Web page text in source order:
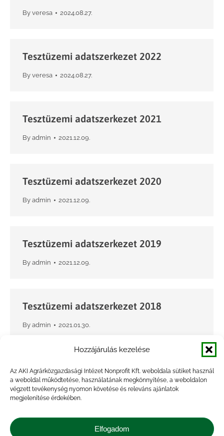
Hozzájárulás kezelése
Az AKI Agrárközgazdasági Intézet Nonprofit Kft. weboldala sütiket használ
a weboldal működtetése, használatának megkönnyítése, a weboldalon
végzett tevékenység nyomon követése és releváns ajánlatok
megjelenítése érdekében.
Elfogadom
By veresa 2024.08.27.
Tesztüzemi adatszerkezet 2022
By veresa 2024.08.27.
Tesztüzemi adatszerkezet 2021
By admin 2021.12.09.
Tesztüzemi adatszerkezet 2020
By admin 2021.12.09.
Tesztüzemi adatszerkezet 2019
By admin 2021.12.09.
Tesztüzemi adatszerkezet 2018
By admin 2021.01.30.
Tesztüzemi adatszerkezet 2017
By admin 2021.01.30.
Tesztüzemi adatszerkezet 2016